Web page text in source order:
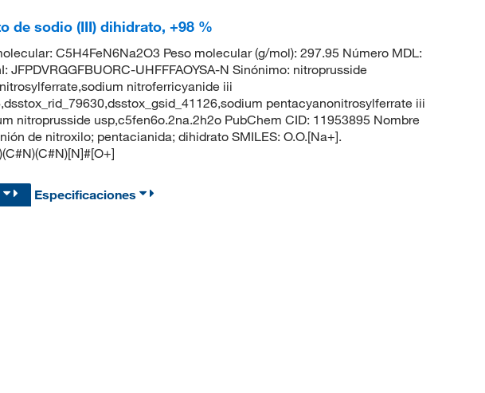
de sodio (III) dihidrato, +98 %
C5H4FeN6Na2O3 Peso molecular (g/mol): 297.95 Número MDL:
JFPDVRGGFBUORC-UHFFFAOYSA-N Sinónimo: nitroprusside
nitroferricyanide iii
pentacyanonitrosylferrate iii
nitroprusside usp,c5fen6o.2na.2h2o PubChem CID: 11953895 Nombre
de nitroxilo; pentacianida; dihidrato SMILES: O.O.[Na+].
Especificaciones